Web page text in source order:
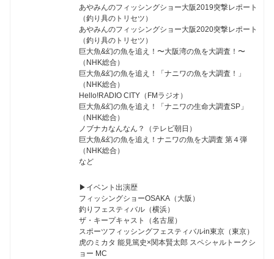
あやみんのフィッシングショー大阪2019突撃レポート
（釣り具のトリセツ）
あやみんのフィッシングショー大阪2020突撃レポート
（釣り具のトリセツ）
巨大魚&幻の魚を追え！〜大阪湾の魚を大調査！〜
（NHK総合）
巨大魚&幻の魚を追え！「ナニワの魚を大調査！」
（NHK総合）
Hello!RADIO CITY（FMラジオ）
巨大魚&幻の魚を追え！「ナニワの生命大調査SP」
（NHK総合）
ノブナカなんなん？（テレビ朝日）
巨大魚&幻の魚を追え！ナニワの魚を大調査 第４弾
（NHK総合）
など
▶︎イベント出演歴
フィッシングショーOSAKA（大阪）
釣りフェスティバル（横浜）
ザ・キープキャスト（名古屋）
スポーツフィッシングフェスティバルin東京（東京）
虎のミカタ 能見篤史×関本賢太郎 スペシャルトークシ
ョー MC